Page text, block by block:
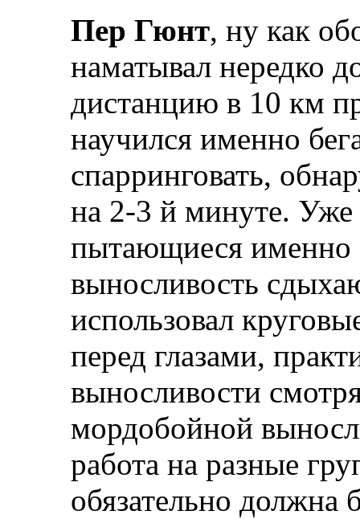
Пер Гюнт, ну как
наматывал нередко
дистанцию в 10 км
научился именно
спарринговать,
на 2-3 й минуте. Уже
пытающиеся именно
выносливость
использовал
перед глазами,
выносливости
мордобойной
работа на разные
обязательно должна